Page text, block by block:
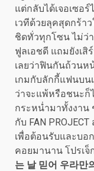
แต่กลับได้เจอเซอ
เวทีด้วยลุคสุดกร้า
ชิดทั่วทุกโซน ไม่ว่
ฟูลเอชดี แถมยังเสิ
เลยว่าฟินกันถ้วนห
เกมกับลักกี้แฟนบน
ว่าจะแพ้หรือชนะก็
กระหน่ำมาทั้งงาน
กับ FAN
เพื่อต้อนรับและบอ
คอยมานาน โปรเ
는 날 믿어 우라만